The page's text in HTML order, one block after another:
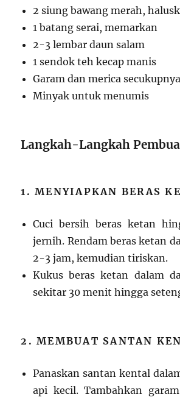
2 siung bawang merah,
1 batang serai, memarkan
2-3 lembar daun salam
1 sendok teh kecap manis
Garam dan merica secukupnya
Minyak untuk menumis
Langkah-Langkah
1. MENYIAPKAN BERAS
Cuci bersih beras ketan
jernih. Rendam beras ketan
2-3 jam, kemudian tiriskan.
Kukus beras ketan dalam
sekitar 30 menit hingga
2. MEMBUAT SANTAN
Panaskan santan kental
api kecil. Tambahkan